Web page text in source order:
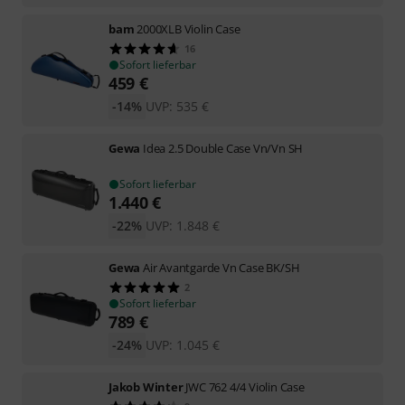
bam 2000XLB Violin Case
16
Sofort lieferbar
459 €
UVP: 535 €
-14%
Gewa Idea 2.5 Double Case Vn/Vn SH
Sofort lieferbar
1.440€
UVP: 1.848 €
-22%
Gewa Air Avantgarde Vn Case BK/SH
2
Sofort lieferbar
789 €
UVP: 1.045 €
-24%
Jakob WinterJWC 762 4/4 Violin Case